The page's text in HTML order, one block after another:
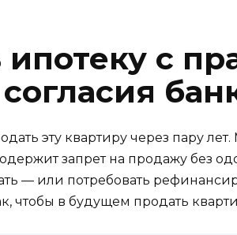
с
эту квартиру через пару
запрет на продажу без
— или потребовать
чтобы в будущем продать